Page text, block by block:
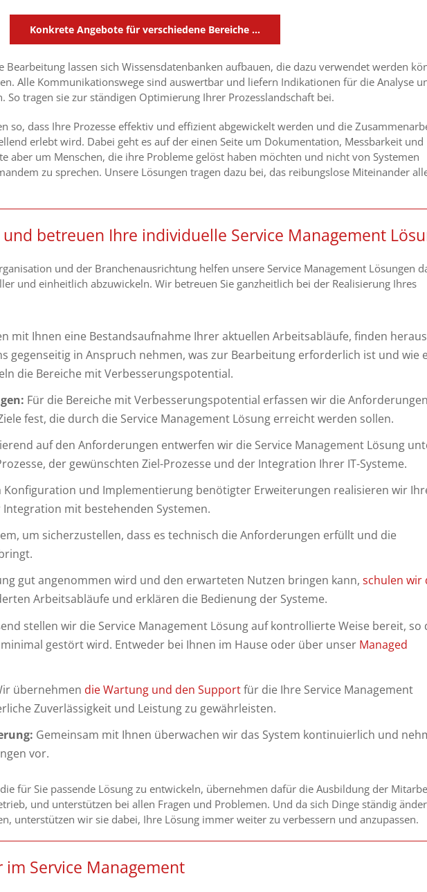
Konkrete Angebote für verschiedene Bereiche …
Bearbeitung lassen sich Wissensdatenbanken aufbauen, die dazu verwendet werden
Alle Kommunikationswege sind auswertbar und liefern Indikationen für die Analyse
So tragen sie zur ständigen Optimierung Ihrer Prozesslandschaft bei.
so, dass Ihre Prozesse effektiv und effizient abgewickelt werden und die
erlebt wird. Dabei geht es auf der einen Seite um Dokumentation, Messbarkeit und
aber um Menschen, die ihre Probleme gelöst haben möchten und nicht von Systemen
zu sprechen. Unsere Lösungen tragen dazu bei, das reibungslose Miteinander
betreuen Ihre individuelle Service Management
und der Branchenausrichtung helfen unsere Service Management Lösungen
und einheitlich abzuwickeln. Wir betreuen Sie ganzheitlich bei der Realisierung Ihres
mit Ihnen eine Bestandsaufnahme Ihrer aktuellen Arbeitsabläufe, finden
gegenseitig in Anspruch nehmen, was zur Bearbeitung erforderlich ist und wie
die Bereiche mit Verbesserungspotential.
Für die Bereiche mit Verbesserungspotential erfassen wir die
fest, die durch die Service Management Lösung erreicht werden sollen.
auf den Anforderungen entwerfen wir die Service Management Lösung
der gewünschten Ziel-Prozesse und der Integration Ihrer IT-Systeme.
Konfiguration und Implementierung benötigter Erweiterungen realisieren wir
mit bestehenden Systemen.
um sicherzustellen, dass es technisch die Anforderungen erfüllt und die
gut angenommen wird und den erwarteten Nutzen bringen kann, schulen wir
Arbeitsabläufe und erklären die Bedienung der Systeme.
stellen wir die Service Management Lösung auf kontrollierte Weise bereit, so
gestört wird. Entweder bei Ihnen im Hause oder über unser Managed
übernehmen die Wartung und den Supportfür die Ihre Service Management
Zuverlässigkeit und Leistung zu gewährleisten.
Gemeinsam mit Ihnen überwachen wir das System kontinuierlich und
vor.
für Sie passende Lösung zu entwickeln, übernehmen dafür die Ausbildung der
und unterstützen bei allen Fragen und Problemen. Und da sich Dinge ständig
unterstützen wir sie dabei, Ihre Lösung immer weiter zu verbessern und anzupassen.
Service Management